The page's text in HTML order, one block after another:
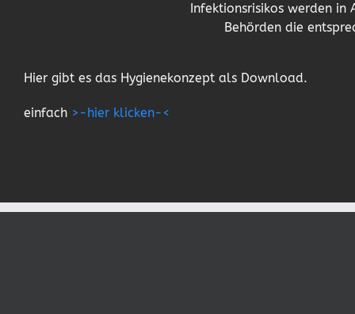
Infektionsrisikos werden
Behörden die
Hier gibt es das Hygienekonzept als Download.
einfach >-hier klicken-<